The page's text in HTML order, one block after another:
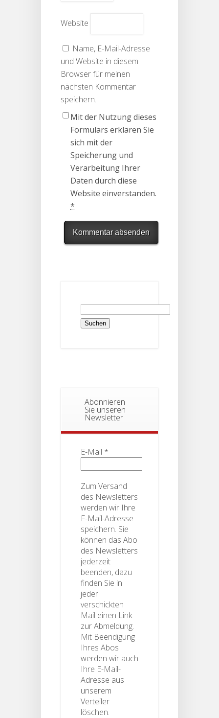
Website
Name, E-Mail-Adresse
und Website in diesem
Browser für meinen
nächsten Kommentar
speichern.
Mit der Nutzung dieses
Formulars erklären Sie
sich mit der
Speicherung und
Verarbeitung Ihrer
Daten durch diese
Website einverstanden.
*
Suchen
nach:
Abonnieren
Sie unseren
Newsletter
E-Mail *
Zum Versand
des Newsletters
werden wir Ihre
E-Mail-Adresse
speichern. Sie
können das Abo
des Newsletters
jederzeit
beenden, dazu
finden Sie in
jeder
verschickten
Mail einen Link
zur Abmeldung.
Mit Beendigung
Ihres Abos
werden wir auch
Ihre E-Mail-
Adresse aus
unserem
Verteiler
löschen.